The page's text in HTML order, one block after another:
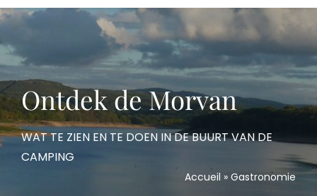
Accommodatie
Onze diensten
Activiteiten
Ontdek Bourgondië
Ontdek de Morvan
WAT TE ZIEN EN TE DOEN IN DE BUURT VAN DE
CAMPING
Accueil »Gastronomie